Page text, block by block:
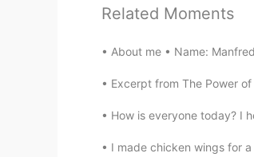
Related Moments
About me • Name:
Excerpt from The Power
How is everyone today? I
I made chicken wings for